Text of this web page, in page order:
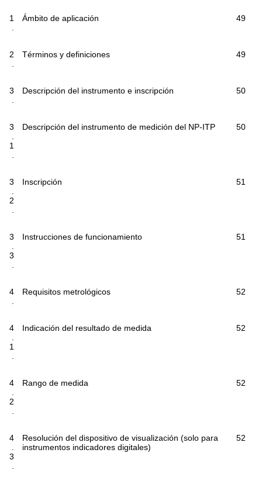
1
Ámbito de aplicación 49
2
Términos y definiciones 49
3
Descripción del instrumento e inscripción 50
3
1
Descripción del instrumento de medición del NP-ITP 50
3
2
Inscripción 51
3
3
Instrucciones de funcionamiento 51
4
Requisitos metrológicos 52
4
1
Indicación del resultado de medida 52
4
2
Rango de medida 52
4
3
Resolución del dispositivo de visualización (solo para
instrumentos indicadores digitales)
52